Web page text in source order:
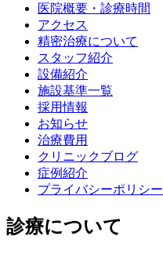
医院概要・診療時間
アクセス
精密治療について
スタッフ紹介
設備紹介
施設基準一覧
採用情報
お知らせ
治療費用
クリニックブログ
症例紹介
プライバシーポリシー
診療について